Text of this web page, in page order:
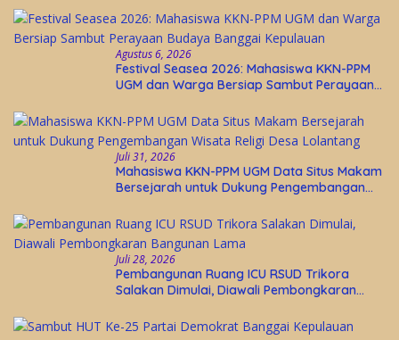
Agustus 6, 2026
Festival Seasea 2026: Mahasiswa KKN-PPM
UGM dan Warga Bersiap Sambut Perayaan
Juli 31, 2026
Mahasiswa KKN-PPM UGM Data Situs Makam
Bersejarah untuk Dukung Pengembangan
Juli 28, 2026
Pembangunan Ruang ICU RSUD Trikora
Salakan Dimulai, Diawali Pembongkaran